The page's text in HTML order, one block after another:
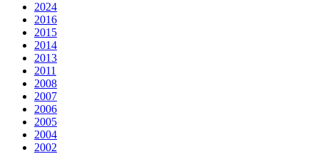
2024
2016
2015
2014
2013
2011
2008
2007
2006
2005
2004
2002